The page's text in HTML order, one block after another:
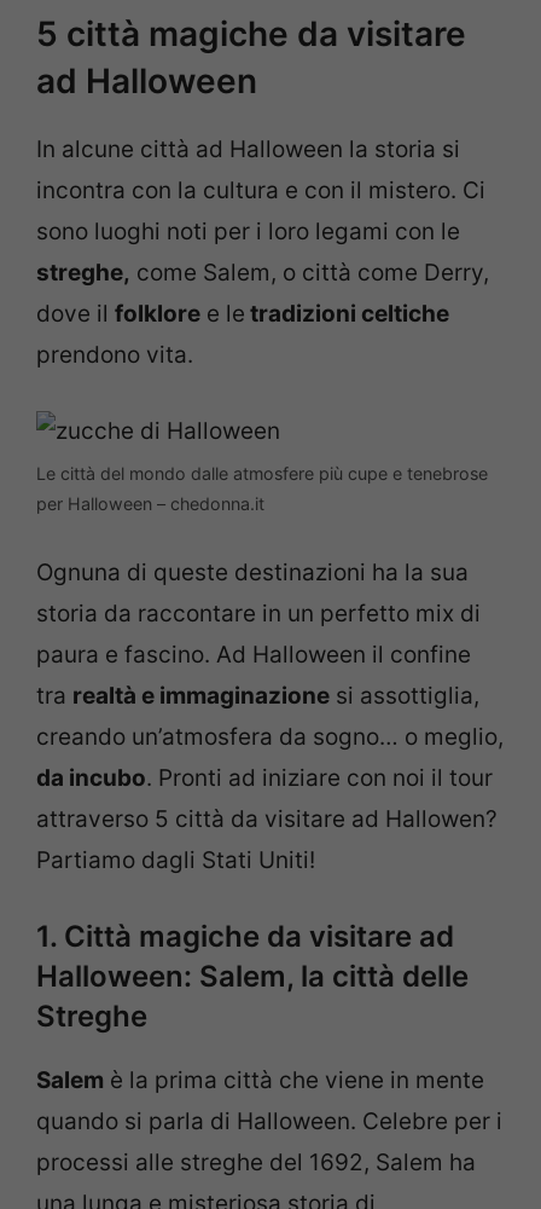
5 città magiche da visitare
ad Halloween
In alcune città ad Halloween la storia si
incontra con la cultura e con il mistero. Ci
sono luoghi noti per i loro legami con le
streghe, come Salem, o città come Derry,
dove il folklore e le tradizioni celtiche
prendono vita.
Le città del mondo dalle atmosfere più cupe e tenebrose
per Halloween – chedonna.it
Ognuna di queste destinazioni ha la sua
storia da raccontare in un perfetto mix di
paura e fascino. Ad Halloween il confine
tra realtà e immaginazione si assottiglia,
creando un’atmosfera da sogno… o meglio,
da incubo. Pronti ad iniziare con noi il tour
attraverso 5 città da visitare ad Hallowen?
Partiamo dagli Stati Uniti!
1. Città magiche da visitare ad
Halloween: Salem, la città delle
Streghe
Salem è la prima città che viene in mente
quando si parla di Halloween. Celebre per i
processi alle streghe del 1692, Salem ha
una lunga e misteriosa storia di